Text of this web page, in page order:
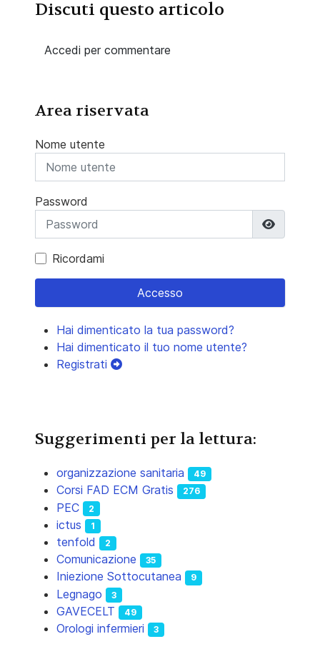
Discuti questo articolo
Accedi per commentare
Area riservata
Nome utente
Password
Ricordami
Accesso
Hai dimenticato la tua password?
Hai dimenticato il tuo nome utente?
Registrati
Suggerimenti per la lettura:
organizzazione sanitaria 49
Corsi FAD ECM Gratis 276
PEC 2
ictus 1
tenfold 2
Comunicazione 35
Iniezione Sottocutanea 9
Legnago 3
GAVECELT 49
Orologi infermieri 3